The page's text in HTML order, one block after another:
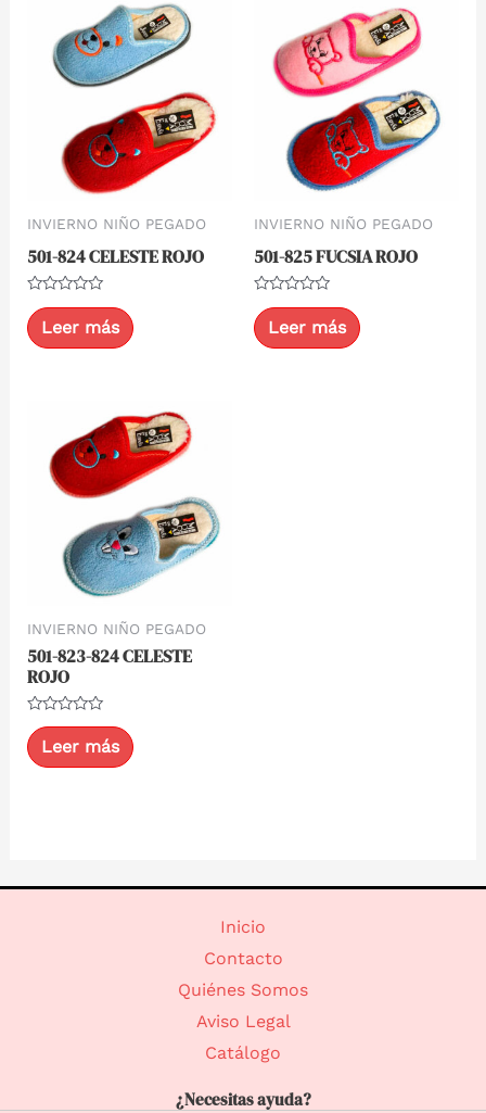
INVIERNO NIÑO PEGADO
501-824 CELESTE ROJO
Valorado
con
0
de
Leer más
INVIERNO NIÑO PEGADO
501-825 FUCSIA ROJO
Valorado
con
0
de
Leer más
INVIERNO NIÑO PEGADO
501-823-824 CELESTE
ROJO
Valorado
con
0
de
Leer más
Inicio
Contacto
Quiénes Somos
Aviso Legal
Catálogo
¿Necesitas ayuda?